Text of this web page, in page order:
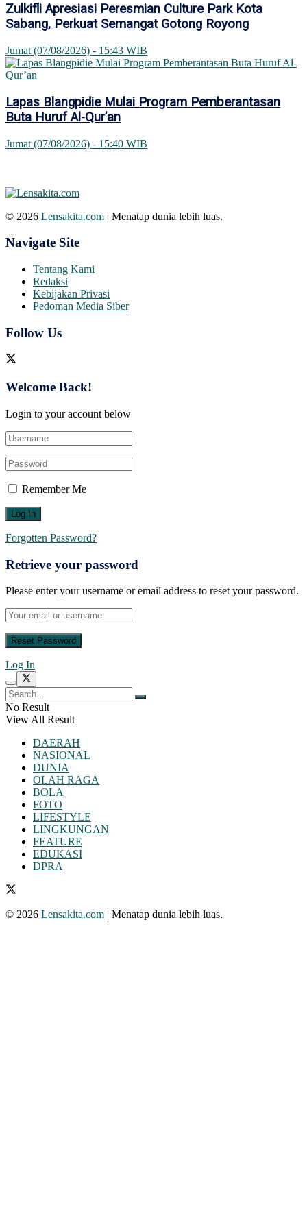
Zulkifli Apresiasi Peresmian Culture Park Kota
Sabang, Perkuat Semangat Gotong Royong
Jumat (07/08/2026) - 15:43 WIB
Lapas Blangpidie Mulai Program Pemberantasan
Buta Huruf Al-Qur’an
Jumat (07/08/2026) - 15:40 WIB
© 2026 Lensakita.com | Menatap dunia lebih luas.
Navigate Site
Tentang Kami
Redaksi
Kebijakan Privasi
Pedoman Media Siber
Follow Us
Welcome Back!
Login to your account below
Remember Me
Forgotten Password?
Retrieve your password
Please enter your username or email address to reset your password.
Log In
No Result
View All Result
DAERAH
NASIONAL
DUNIA
OLAH RAGA
BOLA
FOTO
LIFESTYLE
LINGKUNGAN
FEATURE
EDUKASI
DPRA
© 2026 Lensakita.com | Menatap dunia lebih luas.